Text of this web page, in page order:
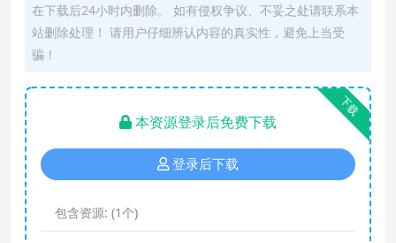
在下载后24小时内删除。 如有侵权争议、不妥之处请联系本
站删除处理！ 请用户仔细辨认内容的真实性，避免上当受
骗！
下载
本资源登录后免费下载
登录后下载
包含资源: (1个)